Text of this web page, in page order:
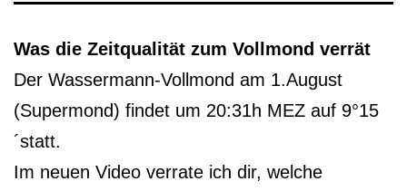
Was die Zeitqualität zum Vollmond verrät
Der Wassermann-Vollmond am 1.August
(Supermond) findet um 20:31h MEZ auf 9°15
´statt.
Im neuen Video verrate ich dir, welche